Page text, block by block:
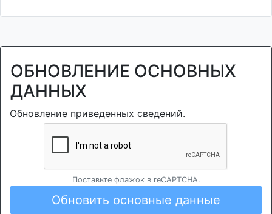
ОБНОВЛЕНИЕ ОСНОВНЫХ
ДАННЫХ
Обновление приведенных сведений.
Поставьте флажок в reCAPTCHA.
Обновить основные данные